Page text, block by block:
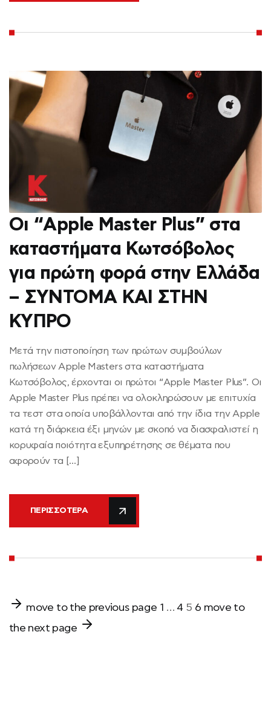
Οι “Apple Master Plus” στα
καταστήματα Κωτσόβολος
για πρώτη φορά στην Ελλάδα
– ΣΥΝΤΟΜΑ ΚΑΙ ΣΤΗΝ
ΚΥΠΡΟ
Μετά την πιστοποίηση των πρώτων συμβούλων
πωλήσεων Apple Masters στα καταστήματα
Κωτσόβολος, έρχονται οι πρώτοι “Apple Master Plus”. Οι
Apple Master Plus πρέπει να ολοκληρώσουν με επιτυχία
τα τεστ στα οποία υποβάλλονται από την ίδια την Apple
κατά τη διάρκεια έξι μηνών με σκοπό να διασφαλιστεί η
κορυφαία ποιότητα εξυπηρέτησης σε θέματα που
αφορούν τα […]
ΠΕΡΙΣΣΌΤΕΡΑ
move to the previous page 1 … 4 5 6 move to
the next page